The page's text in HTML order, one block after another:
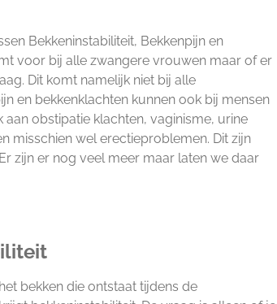
Bekkeninstabiliteit, Bekkenpijn en
voor bij alle zwangere vrouwen maar of er
Dit komt namelijk niet bij alle
en bekkenklachten kunnen ook bij mensen
obstipatie klachten, vaginisme, urine
misschien wel erectieproblemen. Dit zijn
zijn er nog veel meer maar laten we daar
bekken die ontstaat tijdens de